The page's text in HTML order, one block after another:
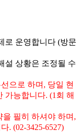
로 운영합니다 (방문
설 상황은 조정될 수
으로 하며, 당일 현
가능합니다. (1회 해
필히 하셔야 하며,
. (02-3425-6527)